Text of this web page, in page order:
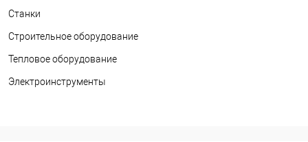
Станки
Строительное оборудование
Тепловое оборудование
Электроинструменты